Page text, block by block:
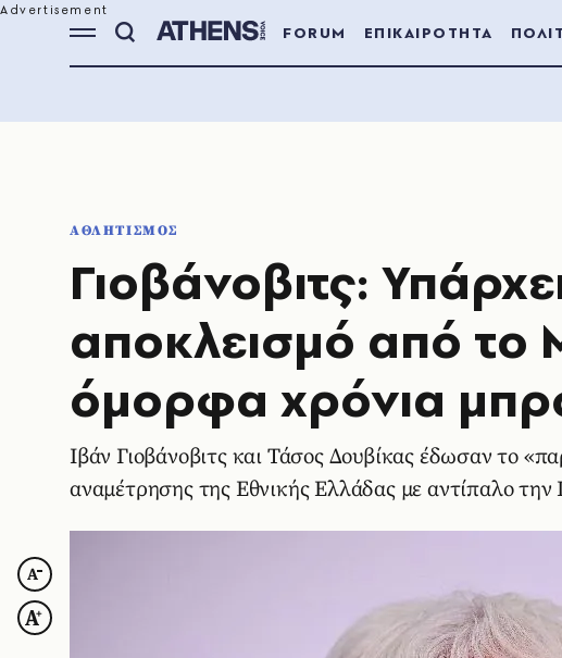
FORUM ΕΠΙΚΑΙΡΟΤΗΤΑ
ΑΘΛΗΤΙΣΜΟΣ
Γιοβάνοβιτς:
αποκλεισμό από το
όμορφα χρόνια
Ιβάν Γιοβάνοβιτς και Τάσος Δουβίκας έδωσαν το
αναμέτρησης της Εθνικής Ελλάδας με αντίπαλο την